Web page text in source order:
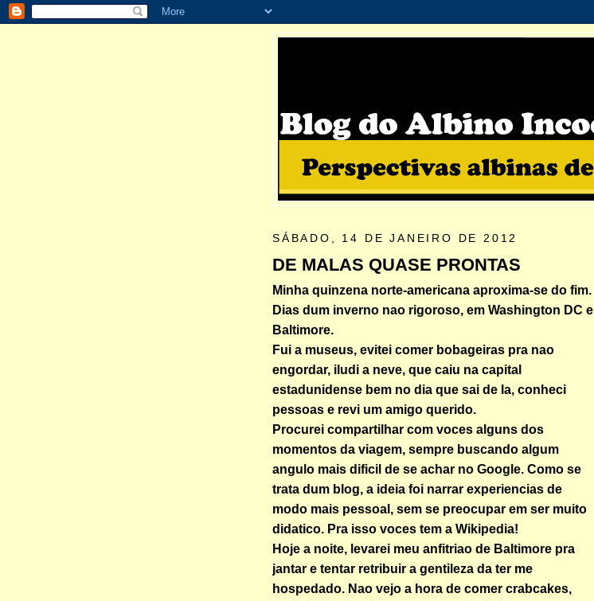
SÁBADO, 14 DE JANEIRO DE 2012
DE MALAS QUASE PRONTAS
Minha quinzena norte-americana aproxima-se do fim.
Dias dum inverno nao rigoroso, em Washington DC e
Baltimore.
Fui a museus, evitei comer bobageiras pra nao
engordar, iludi a neve, que caiu na capital
estadunidense bem no dia que sai de la, conheci
pessoas e revi um amigo querido.
Procurei compartilhar com voces alguns dos
momentos da viagem, sempre buscando algum
angulo mais dificil de se achar no Google. Como se
trata dum blog, a ideia foi narrar experiencias de
modo mais pessoal, sem se preocupar em ser muito
didatico. Pra isso voces tem a Wikipedia!
Hoje a noite, levarei meu anfitriao de Baltimore pra
jantar e tentar retribuir a gentileza da ter me
hospedado. Nao vejo a hora de comer crabcakes,